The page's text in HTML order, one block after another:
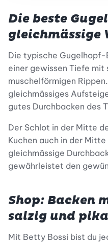
Die beste
gleichmässige
Die typische Gugelhopf-
einer gewissen Tiefe
muschelförmigen
gleichmässiges
gutes Durchbacken des
Der Schlot in der Mitte
Kuchen auch in der
gleichmässige
gewährleistet den
Shop: Backen
salzig und
Mit Betty Bossi bist du